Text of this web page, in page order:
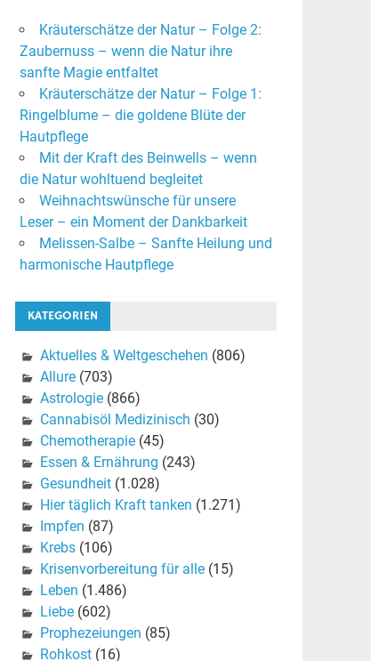
Kräuterschätze der Natur – Folge 2:
Zaubernuss – wenn die Natur ihre
sanfte Magie entfaltet
Kräuterschätze der Natur – Folge 1:
Ringelblume – die goldene Blüte der
Hautpflege
Mit der Kraft des Beinwells – wenn
die Natur wohltuend begleitet
Weihnachtswünsche für unsere
Leser – ein Moment der Dankbarkeit
Melissen-Salbe – Sanfte Heilung und
harmonische Hautpflege
KATEGORIEN
Aktuelles & Weltgeschehen (806)
Allure(703)
Astrologie(866)
Cannabisöl Medizinisch (30)
Chemotherapie(45)
Essen & Ernährung (243)
Gesundheit(1.028)
Hier täglich Kraft tanken (1.271)
Impfen (87)
Krebs(106)
Krisenvorbereitung für alle(15)
Leben (1.486)
Liebe(602)
Prophezeiungen (85)
Rohkost(16)